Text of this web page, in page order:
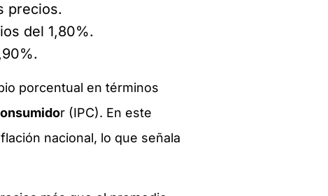
precios.
del 1,80%.
porcentual en términos
r (IPC). En este
nacional, lo que señala